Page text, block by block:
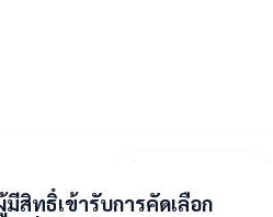
สิทธิ์เข้ารับการคัดเลือก